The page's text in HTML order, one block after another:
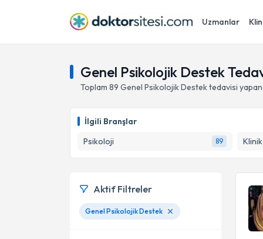
Uzmanlar
Genel Psikolojik Destek
Toplam 89 Genel Psikolojik Destektedavisi
İlgili Branşlar
Psikoloji
89
Aktif Filtreler
Genel Psikolojik Destek